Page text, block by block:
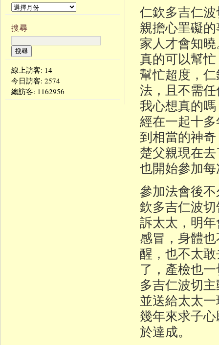
仁欽多吉仁
親擔心罣礙
家人才會知
真的可以幫
幫忙超度，
法，且不需
我心想真的
經在一起十
到相當的神
楚父親現在
也開始參加
參加法會後
欽多吉仁波
訴太太，明
感冒，身體
醒，也不太
了，產檢也
多吉仁波切
並送給太太
幾年來求子
於達成。
搜尋
線上訪客: 14
今日訪客: 2574
總訪客: 1162956